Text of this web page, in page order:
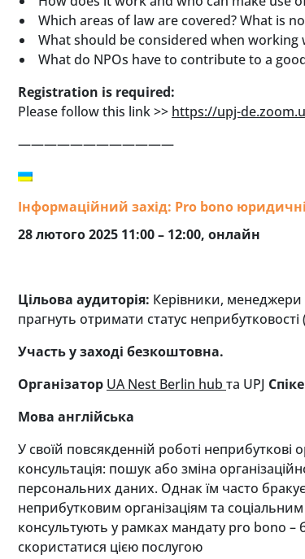
Which areas of law are covered? What is
What should be considered when working
What do NPOs have to contribute to a
Registration is required:
Please follow this link >> https://upj-
————————————
Інформаційний захід: Pro bono юридичні
28 лютого 2025 11:00 – 12:00, онлайн
Цільова аудиторія: Керівники, менеджери
прагнуть отримати статус неприбутковості
Участь у заході безкоштовна.
Організатор UANest Berlin hub та UPJ
Мова англійська
У своїй повсякденній роботі
консультація: пошук або зміна
персональних даних. Однак їм часто
неприбутковим організаціям та
консультують у рамках мандату pro bono –
скористатися цією послугою